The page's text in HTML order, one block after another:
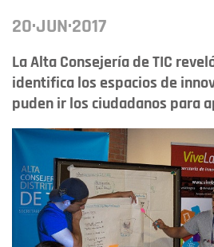
20·JUN·2017
La Alta Consejería de TIC
identifica los espacios de
puden ir los ciudadanos para